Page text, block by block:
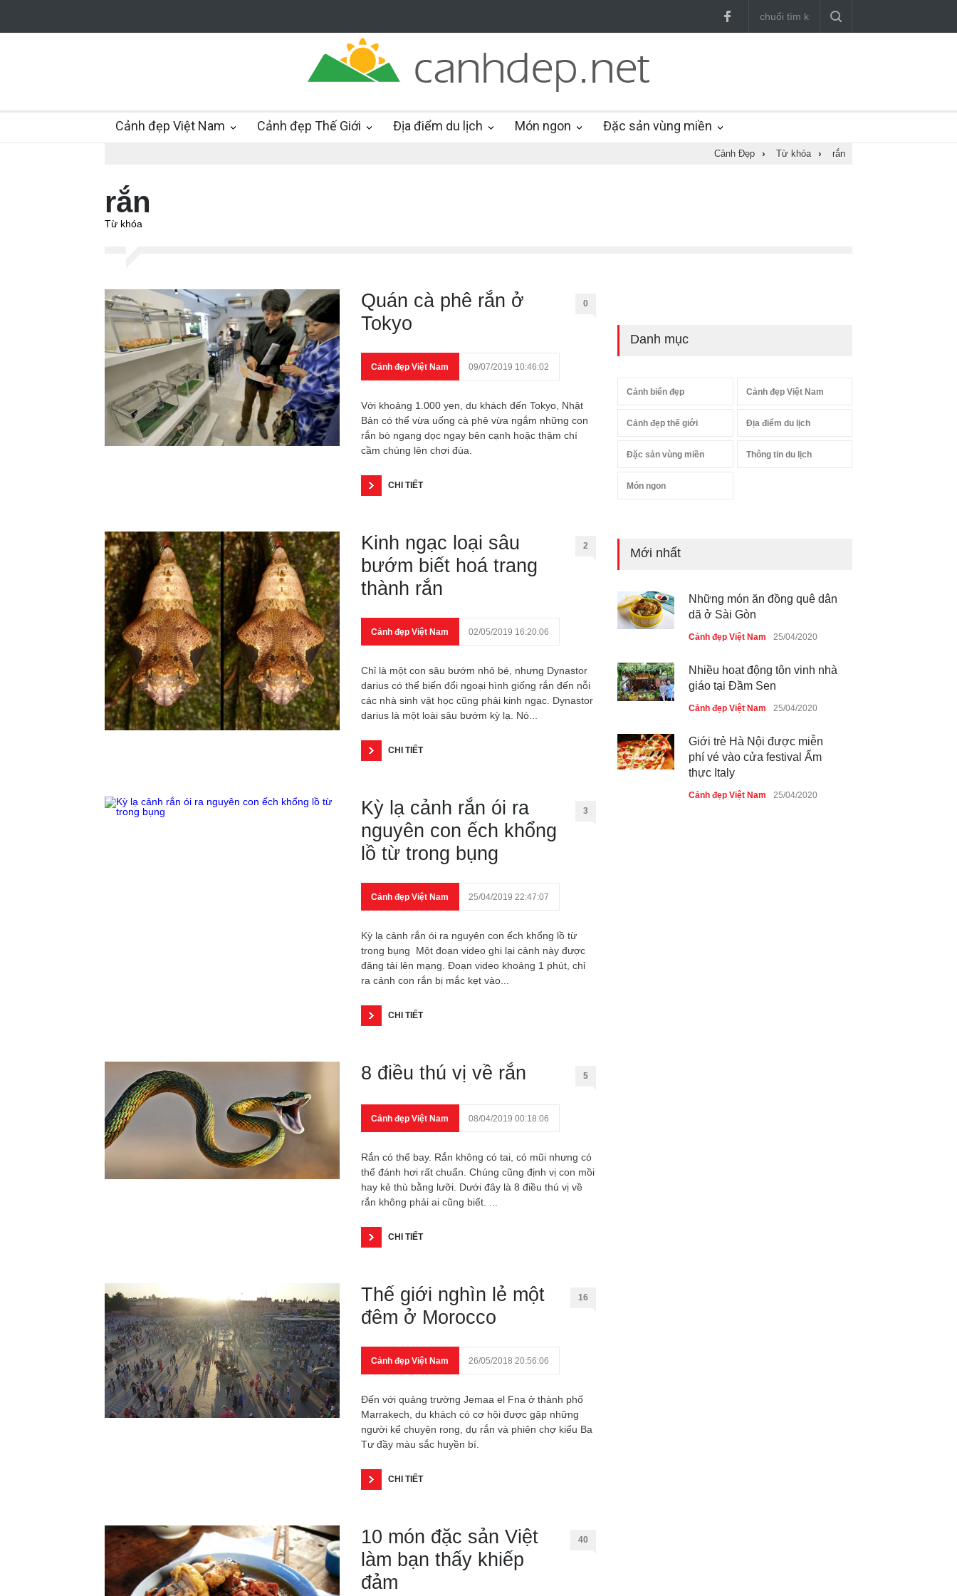
Cảnh đẹp Việt Nam Cảnh đẹp Thế Giới Địa điểm du lịch Món ngon Đặc sản vùng miền
Cảnh Đẹp › Từ khóa › rắn
rắn
Từ khóa
Quán cà phê rắn ở
Tokyo
0
Cảnh đẹp Việt Nam 09/07/2019 10:46:02
Với khoảng 1.000 yen, du khách đến Tokyo, Nhật
Bản có thể vừa uống cà phê vừa ngắm những con
rắn bò ngang dọc ngay bên cạnh hoặc thậm chí
cầm chúng lên chơi đùa.
CHI TIẾT
Kinh ngạc loại sâu
bướm biết hoá trang
thành rắn
2
Cảnh đẹp Việt Nam 02/05/2019 16:20:06
Chỉ là một con sâu bướm nhỏ bé, nhưng Dynastor
darius có thể biến đổi ngoại hình giống rắn đến nỗi
các nhà sinh vật học cũng phải kinh ngạc. Dynastor
darius là một loài sâu bướm kỳ lạ. Nó...
CHI TIẾT
Kỳ lạ cảnh rắn ói ra
nguyên con ếch khổng
lồ từ trong bụng
3
Cảnh đẹp Việt Nam 25/04/2019 22:47:07
Kỳ lạ cảnh rắn ói ra nguyên con ếch khổng lồ từ
trong bụng Một đoạn video ghi lại cảnh này được
đăng tải lên mạng. Đoạn video khoảng 1 phút, chỉ
ra cảnh con rắn bị mắc kẹt vào...
CHI TIẾT
8 điều thú vị về rắn 5
Cảnh đẹp Việt Nam 08/04/2019 00:18:06
Rắn có thể bay. Rắn không có tai, có mũi nhưng có
thể đánh hơi rất chuẩn. Chúng cũng định vị con mồi
hay kẻ thù bằng lưỡi. Dưới đây là 8 điều thú vị về
rắn không phải ai cũng biết. ...
CHI TIẾT
Thế giới nghìn lẻ một
đêm ở Morocco
16
Cảnh đẹp Việt Nam 26/05/2018 20:56:06
Đến với quảng trường Jemaa el Fna ở thành phố
Marrakech, du khách có cơ hội được gặp những
người kể chuyện rong, dụ rắn và phiên chợ kiểu Ba
Tư đầy màu sắc huyền bí.
CHI TIẾT
10 món đặc sản Việt
làm bạn thấy khiếp
đảm
40
Danh mục
Cảnh biển đẹp Cảnh đẹp Việt Nam
Cảnh đẹp thế giới Địa điểm du lịch
Đặc sản vùng miền Thông tin du lịch
Món ngon
Mới nhất
Những món ăn đồng quê dân
dã ở Sài Gòn
Cảnh đẹp Việt Nam 25/04/2020
Nhiều hoạt động tôn vinh nhà
giáo tại Đầm Sen
Cảnh đẹp Việt Nam 25/04/2020
Giới trẻ Hà Nội được miễn
phí vé vào cửa festival Ẩm
thực Italy
Cảnh đẹp Việt Nam 25/04/2020